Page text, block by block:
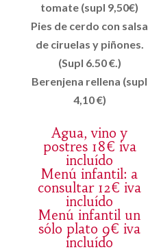
tomate (supl 9,50€)
Pies de cerdo con salsa
de ciruelas y piñones.
(Supl 6.50 €.)
Berenjena rellena (supl
4,10 €)
Agua, vino y
postres 18€ iva
incluído
Menú infantil: a
consultar 12€ iva
incluído
Menú infantil un
sólo plato 9€ iva
incluído